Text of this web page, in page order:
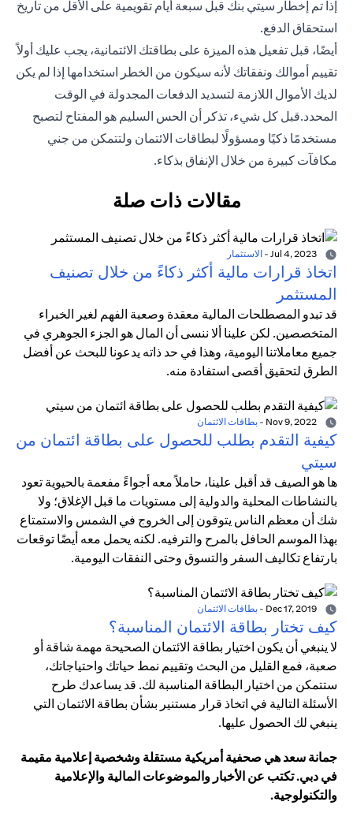
إذا تم إخطار سيتي بنك قبل سبعة أيام تقويمية على الأقل من تاريخ
استحقاق الدفع.
أيضًا، قبل تفعيل هذه الميزة على بطاقتك الائتمانية، يجب عليك أولاً
تقييم أموالك ونفقاتك لأنه سيكون من الخطر استخدامها إذا لم يكن
لديك الأموال اللازمة لتسديد الدفعات المجدولة في الوقت
المحدد.قبل كل شيء، تذكر أن الحس السليم هو المفتاح لتصبح
مستخدمًا ذكيًا ومسؤولًا لبطاقات الائتمان ولتتمكن من جني
مكافآت كبيرة من خلال الإنفاق بذكاء.
مقالات ذات صلة
- الاستثمار
اتخاذ قرارات مالية أكثر ذكاءً من خلال تصنيف
المستثمر
قد تبدو المصطلحات المالية معقدة وصعبة الفهم لغير الخبراء
المتخصصين. لكن علينا ألا ننسى أن المال هو الجزء الجوهري في
جميع معاملاتنا اليومية، وهذا في حد ذاته يدعونا للبحث عن أفضل
الطرق لتحقيق أقصى استفادة منه.
- بطاقات الائتمان
كيفية التقدم بطلب للحصول على بطاقة ائتمان من
سيتي
ها هو الصيف قد أقبل علينا، حاملاً معه أجواءً مفعمة بالحيوية تعود
بالنشاطات المحلية والدولية إلى مستويات ما قبل الإغلاق؛ ولا
شك أن معظم الناس يتوقون إلى الخروج في الشمس والاستمتاع
بهذا الموسم الحافل بالمرح والترفيه. لكنه يحمل معه أيضًا توقعات
بارتفاع تكاليف السفر والتسوق وحتى النفقات اليومية.
- بطاقات الائتمان
كيف تختار بطاقة الائتمان المناسبة؟
لا ينبغي أن يكون اختيار بطاقة الائتمان الصحيحة مهمة شاقة أو
صعبة، فمع القليل من البحث وتقييم نمط حياتك واحتياجاتك،
ستتمكن من اختيار البطاقة المناسبة لك. قد يساعدك طرح
الأسئلة التالية في اتخاذ قرار مستنير بشأن بطاقة الائتمان التي
ينبغي لك الحصول عليها.
جمانة سعد هي صحفية أمريكية مستقلة وشخصية إعلامية مقيمة
في دبي. تكتب عن الأخبار والموضوعات المالية والإعلامية
والتكنولوجية.